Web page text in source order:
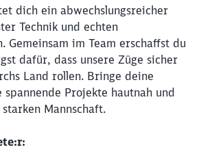
dich ein abwechslungsreicher
Technik und echten
Gemeinsam im Team erschaffst du
dafür, dass unsere Züge sicher
Land rollen. Bringe deine
Projekte hautnah und
Mannschaft.